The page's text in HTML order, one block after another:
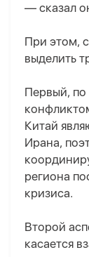
— сказал
При этом,
выделить
Первый, по
Китай
Ирана,
региона
кризиса.
Второй
касается